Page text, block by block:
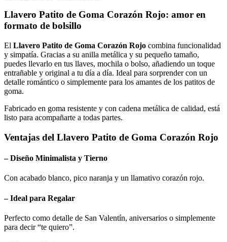
Llavero Patito de Goma Corazón Rojo: amor en
formato de bolsillo
El Llavero Patito de Goma Corazón Rojo combina funcionalidad
y simpatía. Gracias a su anilla metálica y su pequeño tamaño,
puedes llevarlo en tus llaves, mochila o bolso, añadiendo un toque
entrañable y original a tu día a día. Ideal para sorprender con un
detalle romántico o simplemente para los amantes de los patitos de
goma.
Fabricado en goma resistente y con cadena metálica de calidad, está
listo para acompañarte a todas partes.
Ventajas del Llavero Patito de Goma Corazón Rojo
– Diseño Minimalista y Tierno
Con acabado blanco, pico naranja y un llamativo corazón rojo.
– Ideal para Regalar
Perfecto como detalle de San Valentín, aniversarios o simplemente
para decir “te quiero”.